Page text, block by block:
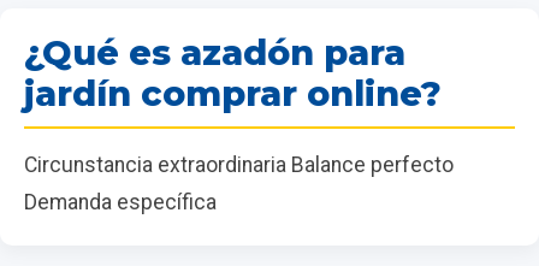
¿Qué es azadón para
jardín comprar online?
Circunstancia extraordinaria Balance perfecto
Demanda específica